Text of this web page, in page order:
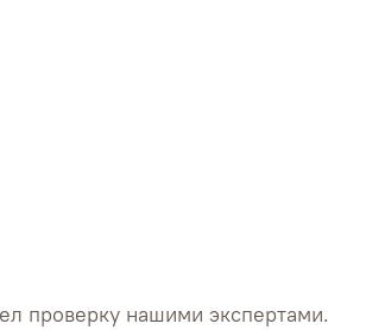
- 108 см
- 104 см
- 103 см
проверку нашими экспертами.